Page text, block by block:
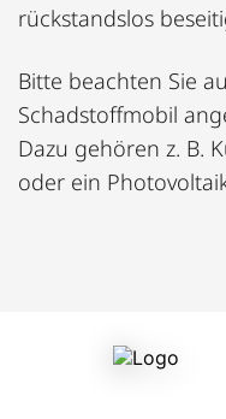
rückstandslos
Bitte beachten Sie
Schadstoffmobil
Dazu gehören z. B.
oder ein